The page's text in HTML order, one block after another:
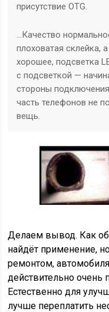
присутствие OTG.
…Качество
плоховатая склейка,
хорошее, подсветка
с подсветкой —
стороны
часть телефонов не
вещь.
Делаем вывод. Как
найдёт применение,
ремонтом,
действительно очень
Естественно для
лучше переплатить